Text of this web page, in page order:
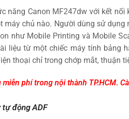
năng Canon MF247dw với kết
máy chủ nào. Người dùng sử
như Mobile Printing và Mobile
liệu từ một chiếc máy tính bảng
thoại chỉ trong chớp mắt, thuận
miễn phí trong nội thành TP.HCM.
tự động ADF